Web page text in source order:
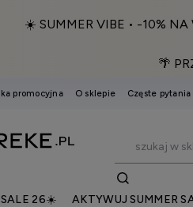
☀️ SUMMER VIBE • -10% NA
🌴
promocyjna O sklepie Częste pytania
SALE 26☀️ AKTYWUJ SUMMER